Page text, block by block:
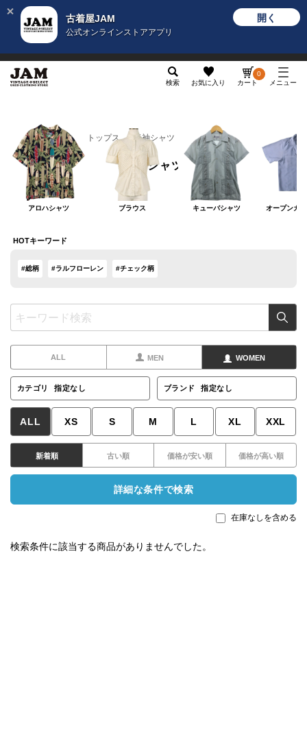
古着屋JAM
公式オンラインストアアプリ
開く
検索 お気に入り カート
0
メニュー
レディース トップス 半袖シャツ
半袖シャツ
アロハシャツ ブラウス キューバシャツ オープンカ
HOTキーワード
#総柄 #ラルフローレン #チェック柄
ALL MEN WOMEN
カテゴリ 指定なし ブランド 指定なし
ALL XS S M L XL XXL
新着順 古い順 価格が安い順 価格が高い順
詳細な条件で検索
在庫なしを含める
検索条件に該当する商品がありませんでした。